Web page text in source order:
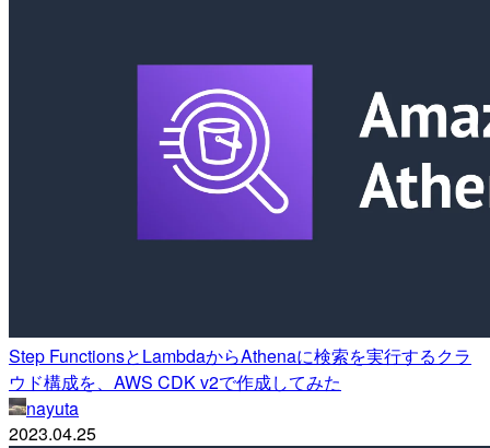
Step FunctionsとLambdaからAthenaに検索を実行するクラ
ウド構成を、AWS CDK v2で作成してみた
nayuta
2023.04.25